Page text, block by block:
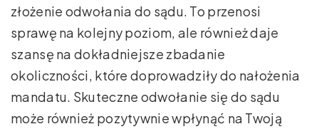
złożenie odwołania do sądu. To przenosi
sprawę na kolejny poziom, ale również daje
szansę na dokładniejsze zbadanie
okoliczności, które doprowadziły do nałożenia
mandatu. Skuteczne odwołanie się do sądu
może również pozytywnie wpłynąć na Twoją